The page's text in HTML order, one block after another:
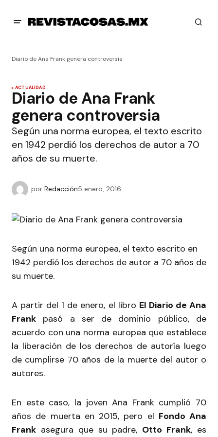
Diario de Ana Frank genera controversia
ACTUALIDAD
Diario de Ana Frank
genera controversia
Según una norma europea, el texto escrito
en 1942 perdió los derechos de autor a 70
años de su muerte.
por Redacción5 enero, 2016
Según una norma europea, el texto escrito en
1942 perdió los derechos de autor a 70 años de
su muerte.
A partir del 1 de enero, el libro El Diario de Ana
Frank pasó a ser de dominio público, de
acuerdo con una norma europea que establece
la liberación de los derechos de autoría luego
de cumplirse 70 años de la muerte del autor o
autores.
En este caso, la joven Ana Frank cumplió 70
años de muerta en 2015, pero el Fondo Ana
Frank asegura que su padre, Otto Frank, es